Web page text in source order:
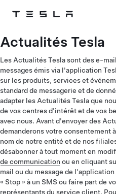
Tesla
Actualités Tesla
Les Actualités Tesla sont des e-
messages émis via l'application
sur les produits, services et
standard de messagerie et de
adapter les Actualités Tesla que
de vos centres d'intérêt et de vos
avec nous. Avant d'envoyer des
demanderons votre consentement
nom de notre entité et de nos
désabonner à tout moment en
de communication ou en cliquant
mail ou du message de
« Stop » à un SMS ou faire part de
représentants du service client.